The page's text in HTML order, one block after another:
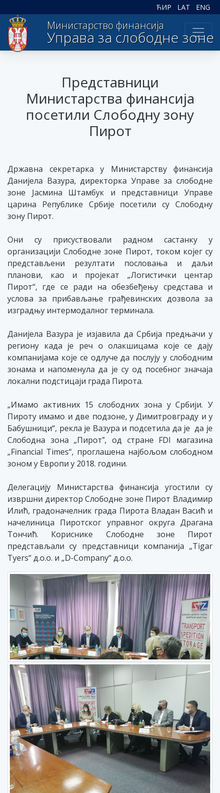
ЋИР LAT ENG
Министарство финансија
Управа за слободне зоне
Представници
Министарства финансија
посетили Слободну зону
Пирот
Државна секретарка у Министарству финансија
Данијела Вазура, директорка Управе за слободне
зоне Јасмина Штамбук и представници Управе
царина Републике Србије посетили су Слободну
зону Пирот.
Они су присуствовали радном састанку у
организацији Слободне зоне Пирот, током којег су
представљени резултати пословања и даљи
планови, као и пројекат „Логистички центар
Пирот“, где се ради на обезбеђењу средстава и
услова за прибављање грађевинских дозвола за
изградњу интермодалног терминала.
Данијела Вазура је изјавила да Србија предњачи у
региону када је реч о олакшицама које се дају
компанијама које се одлуче да послују у слободним
зонама и напоменула да је су од посебног значаја
локални подстицаји града Пирота.
„Имамо активних 15 слободних зона у Србији. У
Пироту имамо и две подзоне, у Димитровграду и у
Бабушници“, рекла је Вазура и подсетила да је да је
Слободна зона „Пиротˮ, од стране FDI магазина
„Financial Times“, проглашена најбољом слободном
зоном у Европи у 2018. години.
Делегацију Министарства финансија угостили су
извршни директор Слободне зоне Пирот Владимир
Илић, градоначелник града Пирота Владан Васић и
начелиница Пиротског управног округа Драгана
Тончић. Кориснике Слободне зоне Пирот
представљали су представници компанија „Tigar
Tyers“ д.о.о. и „D-Company“ д.о.о.